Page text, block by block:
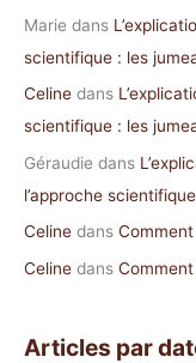
Marie dans
scientifique : les
Celine dans
scientifique : les
Géraudie dans
l’approche
Celine dans
Celine dans
Articles par